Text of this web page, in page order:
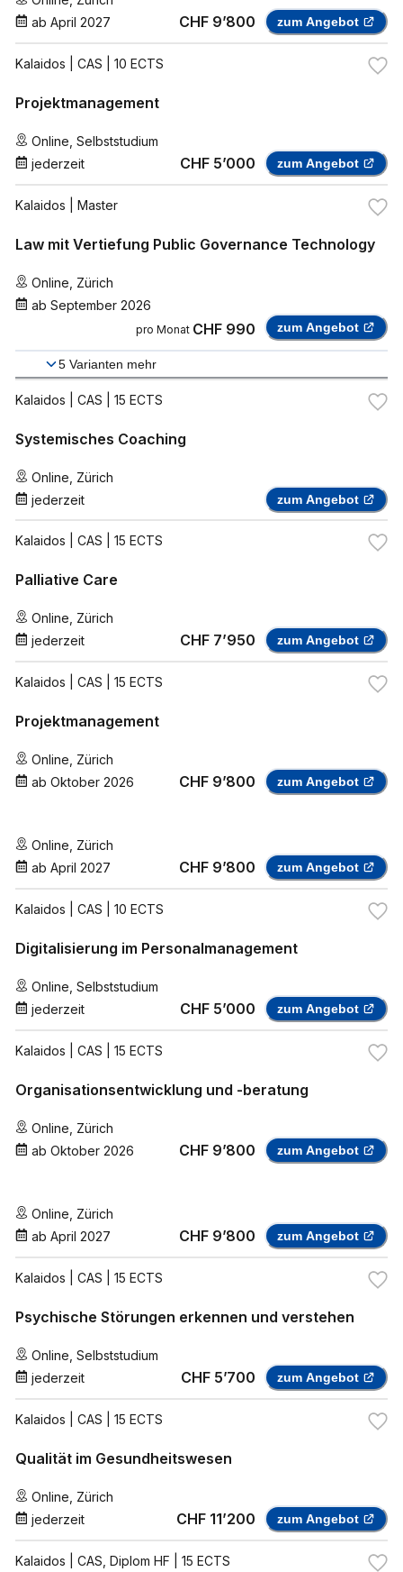
ab April 2027 CHF 9’800 zum Angebot
Kalaidos | CAS | 10 ECTS
Projektmanagement
Online Selbststudium
jederzeit
CHF 5’000 zum Angebot
Kalaidos | Master
Law mit Vertiefung Public Governance Technology
Online Zürich
ab September 2026
pro Monat CHF 990 zum Angebot
5 Varianten mehr
Kalaidos | CAS | 15 ECTS
Systemisches Coaching
Online Zürich
jederzeit
zum Angebot
Kalaidos | CAS | 15 ECTS
Palliative Care
Online Zürich
jederzeit
CHF 7’950 zum Angebot
Kalaidos | CAS | 15 ECTS
Projektmanagement
Online Zürich
ab Oktober 2026 CHF 9’800 zum Angebot
Online Zürich
ab April 2027 CHF 9’800 zum Angebot
Kalaidos | CAS | 10 ECTS
Digitalisierung im Personalmanagement
Online Selbststudium
jederzeit
CHF 5’000 zum Angebot
Kalaidos | CAS | 15 ECTS
Organisationsentwicklung und -beratung
Online Zürich
ab Oktober 2026 CHF 9’800 zum Angebot
Online Zürich
ab April 2027 CHF 9’800 zum Angebot
Kalaidos | CAS | 15 ECTS
Psychische Störungen erkennen und verstehen
Online Selbststudium
jederzeit
CHF 5’700 zum Angebot
Kalaidos | CAS | 15 ECTS
Qualität im Gesundheitswesen
Online Zürich
jederzeit
CHF 11’200 zum Angebot
Kalaidos | CAS, Diplom HF | 15 ECTS